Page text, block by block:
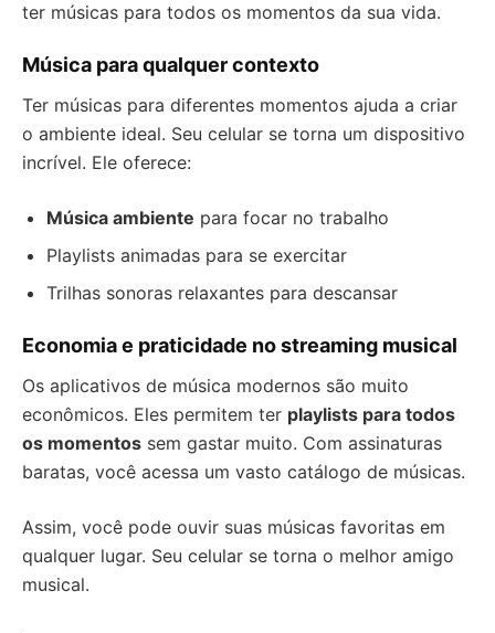
ter músicas para todos os momentos da sua vida.
Música para qualquer contexto
Ter músicas para diferentes momentos ajuda a criar
o ambiente ideal. Seu celular se torna um dispositivo
incrível. Ele oferece:
Música ambiente para focar no trabalho
Playlists animadas para se exercitar
Trilhas sonoras relaxantes para descansar
Economia e praticidade no streaming musical
Os aplicativos de música modernos são muito
econômicos. Eles permitem ter playlists para todos
os momentos sem gastar muito. Com assinaturas
baratas, você acessa um vasto catálogo de músicas.
Assim, você pode ouvir suas músicas favoritas em
qualquer lugar. Seu celular se torna o melhor amigo
musical.